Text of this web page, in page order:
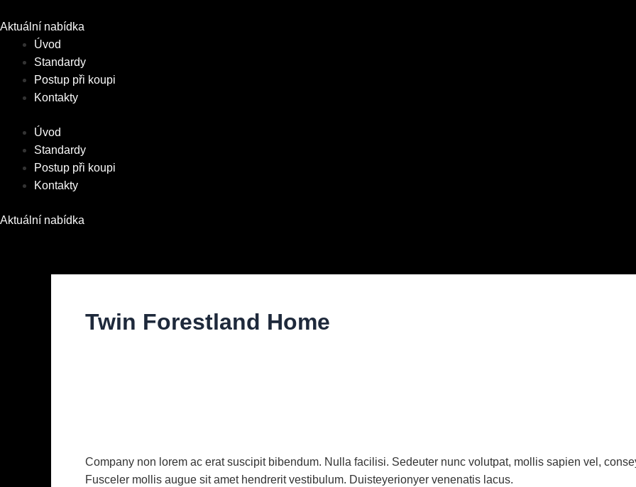
na
obsah
Aktuální nabídka
Úvod
Standardy
Postup při koupi
Kontakty
Úvod
Standardy
Postup při koupi
Kontakty
Aktuální nabídka
Twin Forestland Home
Company non lorem ac erat suscipit bibendum. Nulla facilisi. Sedeuter nunc volutpat, mollis sapien vel,
Fusceler mollis augue sit amet hendrerit vestibulum. Duisteyerionyer venenatis lacus.